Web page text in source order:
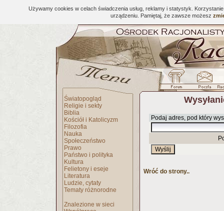
Używamy cookies w celach świadczenia usług, reklamy i statystyk.
urządzeniu. Pamiętaj, że zawsze możesz
Światopogląd
Religie i sekty
Biblia
Kościół i Katolicyzm
Filozofia
Nauka
Społeczeństwo
Prawo
Państwo i polityka
Kultura
Felietony i eseje
Literatura
Ludzie, cytaty
Tematy różnorodne
Znalezione w sieci
Podaj adres, pod który
Wróć do strony..